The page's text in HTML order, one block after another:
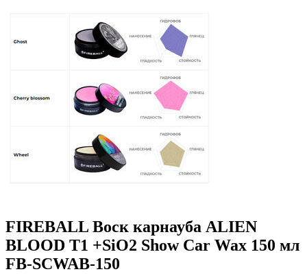
FIREBALL Воск карнауба ALIEN
BLOOD T1 +SiO2 Show Car Wax 150 мл
FB-SCWAB-150